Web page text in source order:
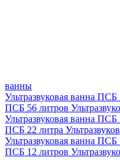
ванны
Ультразвуковая ванна ПСБ
ПСБ 56 литров
Ультразвуковая ванна ПСБ
ПСБ 22 литра
Ультразвуковая ванна ПСБ
ПСБ 12 литров